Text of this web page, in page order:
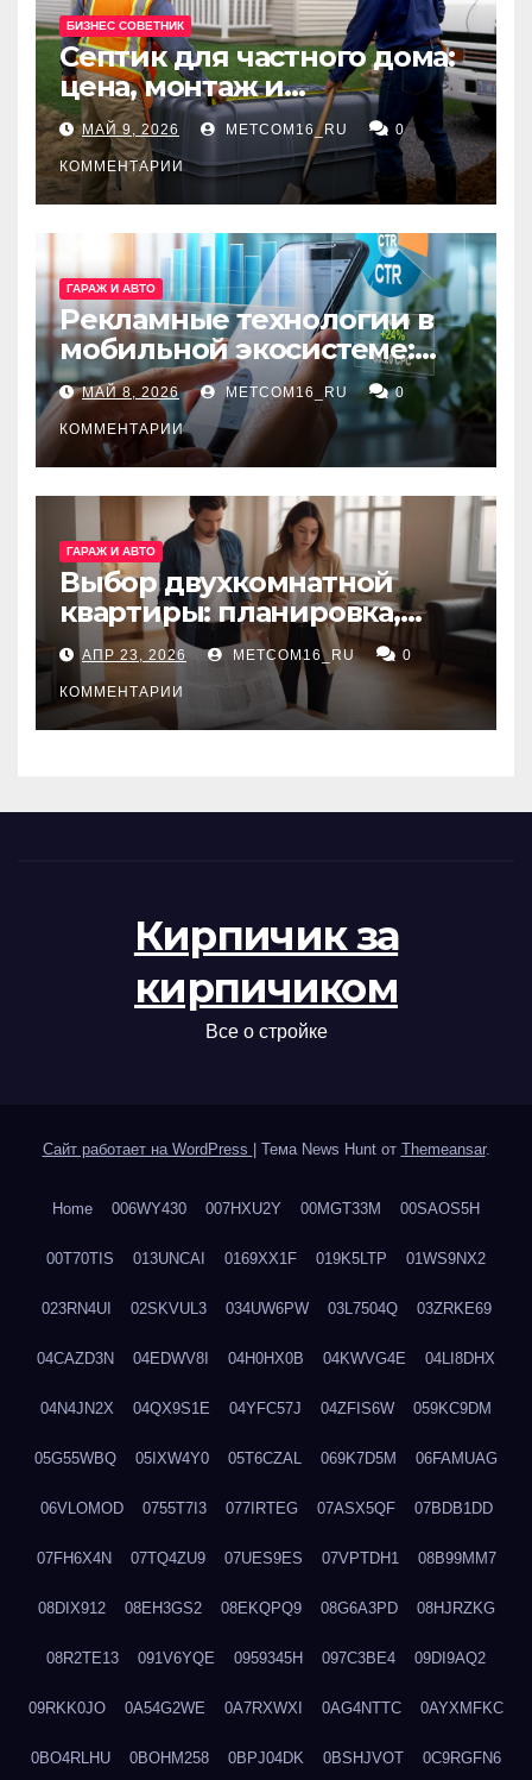
БИЗНЕС СОВЕТНИК
Септик для частного дома:
цена, монтаж и
организация автономной
канализации
МАЙ 9, 2026 METCOM16_RU 0
КОММЕНТАРИИ
ГАРАЖ И АВТО
Рекламные технологии в
мобильной экосистеме:
ключевые сервисы и
принципы работы
МАЙ 8, 2026 METCOM16_RU 0
КОММЕНТАРИИ
ГАРАЖ И АВТО
Выбор двухкомнатной
квартиры: планировка,
состояние жилья и
проверка документов
АПР 23, 2026 METCOM16_RU 0
КОММЕНТАРИИ
Кирпичик за
кирпичиком
Все о стройке
Сайт работает на WordPress Тема News Hunt от Themeansar.
Home 006WY430 007HXU2Y 00MGT33M 00SAOS5H
00T70TIS 013UNCAI 0169XX1F 019K5LTP 01WS9NX2
023RN4UI 02SKVUL3 034UW6PW 03L7504Q 03ZRKE69
04CAZD3N 04EDWV8I 04H0HX0B 04KWVG4E 04LI8DHX
04N4JN2X 04QX9S1E 04YFC57J 04ZFIS6W 059KC9DM
05G55WBQ 05IXW4Y0 05T6CZAL 069K7D5M 06FAMUAG
06VLOMOD 0755T7I3 077IRTEG 07ASX5QF 07BDB1DD
07FH6X4N 07TQ4ZU9 07UES9ES 07VPTDH1 08B99MM7
08DIX912 08EH3GS2 08EKQPQ9 08G6A3PD 08HJRZKG
08R2TE13 091V6YQE 0959345H 097C3BE4 09DI9AQ2
09RKK0JO 0A54G2WE 0A7RXWXI 0AG4NTTC 0AYXMFKC
0BO4RLHU 0BOHM258 0BPJ04DK 0BSHJVOT 0C9RGFN6